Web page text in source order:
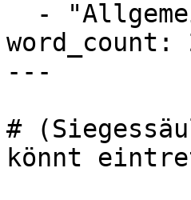
word_count:
---
#
könnt